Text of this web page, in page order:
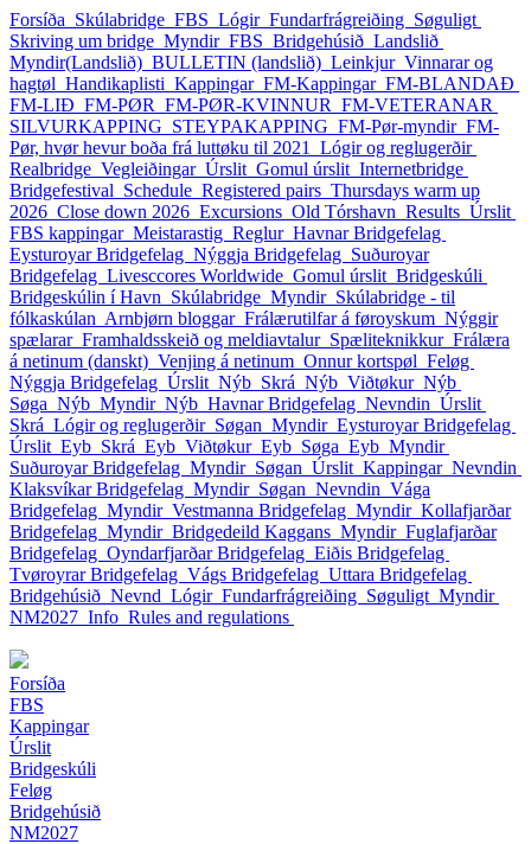
Forsíða Skúlabridge FBS Lógir Fundarfrágreiðing Søguligt
Skriving um bridge Myndir_FBS Bridgehúsið Landslið
Myndir(Landslið) BULLETIN (landslið) Leinkjur Vinnarar og
hagtøl Handikaplisti Kappingar FM-Kappingar FM-BLANDAÐ
FM-LIÐ FM-PØR FM-PØR-KVINNUR FM-VETERANAR
SILVURKAPPING STEYPAKAPPING FM-Pør-myndir FM-
Pør, hvør hevur boða frá luttøku til 2021 Lógir og reglugerðir
Realbridge Vegleiðingar Úrslit Gomul úrslit Internetbridge
Bridgefestival Schedule Registered pairs Thursdays warm up
2026 Close down 2026 Excursions Old Tórshavn Results Úrslit
FBS kappingar Meistarastig Reglur Havnar Bridgefelag
Eysturoyar Bridgefelag Nýggja Bridgefelag Suðuroyar
Bridgefelag Livesccores Worldwide Gomul úrslit Bridgeskúli
Bridgeskúlin í Havn Skúlabridge Myndir Skúlabridge - til
fólkaskúlan Arnbjørn bloggar Frálærutilfar á føroyskum Nýggir
spælarar Framhaldsskeið og meldiavtalur Spæliteknikkur Frálæra
á netinum (danskt) Venjing á netinum Onnur kortspøl Feløg
Nýggja Bridgefelag Úrslit_Nýb Skrá_Nýb Viðtøkur_Nýb
Søga_Nýb Myndir_Nýb Havnar Bridgefelag Nevndin Úrslit
Skrá Lógir og reglugerðir Søgan Myndir Eysturoyar Bridgefelag
Úrslit_Eyb Skrá_Eyb Viðtøkur_Eyb Søga_Eyb Myndir
Suðuroyar Bridgefelag Myndir Søgan Úrslit Kappingar Nevndin
Klaksvíkar Bridgefelag Myndir Søgan Nevndin Vága
Bridgefelag Myndir Vestmanna Bridgefelag Myndir Kollafjarðar
Bridgefelag Myndir Bridgedeild Kaggans Myndir Fuglafjarðar
Bridgefelag Oyndarfjarðar Bridgefelag Eiðis Bridgefelag
Tvøroyrar Bridgefelag Vágs Bridgefelag Uttara Bridgefelag
Bridgehúsið Nevnd Lógir Fundarfrágreiðing Søguligt Myndir
NM2027 Info Rules and regulations
Forsíða
FBS
Kappingar
Úrslit
Bridgeskúli
Feløg
Bridgehúsið
NM2027